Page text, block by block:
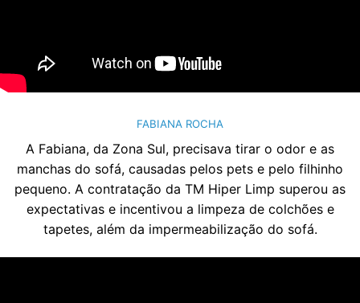
FABIANA ROCHA
A Fabiana, da Zona Sul, precisava tirar o odor e as
manchas do sofá, causadas pelos pets e pelo filhinho
pequeno. A contratação da TM Hiper Limp superou as
expectativas e incentivou a limpeza de colchões e
tapetes, além da impermeabilização do sofá.